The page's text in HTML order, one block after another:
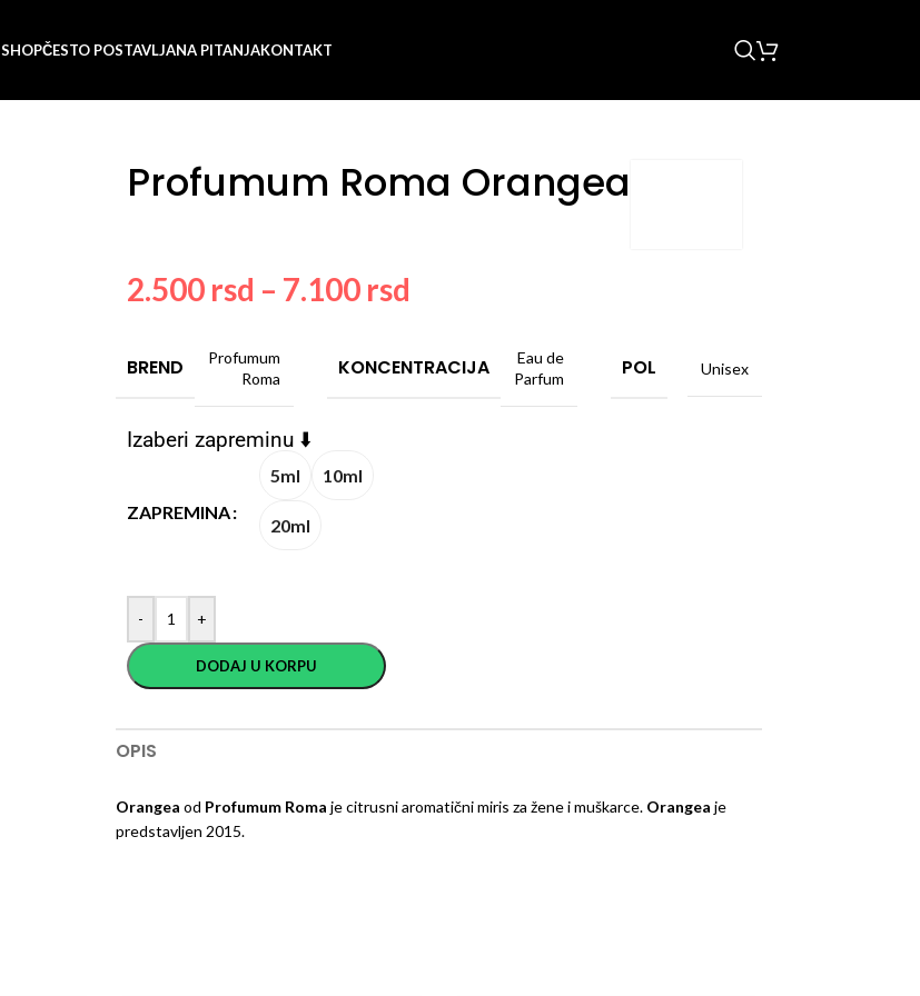
SHOPČESTO POSTAVLJANA PITANJAKONTAKT
Profumum Roma Orangea
2.500 rsd – 7.100 rsd
BREND
Profumum
Roma
KONCENTRACIJA
Eau de
Parfum
POL Unisex
Izaberi zapreminu ⬇️
ZAPREMINA
5ml 10ml
20ml
- +
DODAJ U KORPU
OPIS
Orangea od Profumum Roma je citrusni aromatični miris za žene i muškarce. Orangea je
predstavljen 2015.